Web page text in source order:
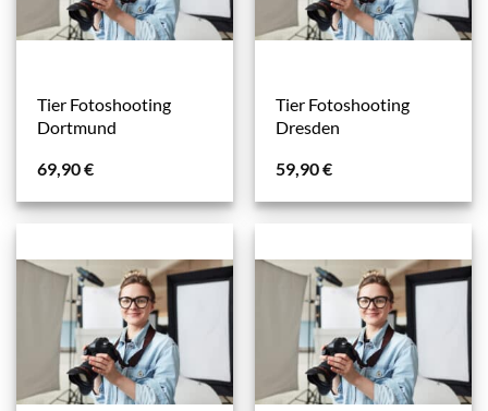
Tier Fotoshooting
Dortmund
69,90€
Tier Fotoshooting
Dresden
59,90€